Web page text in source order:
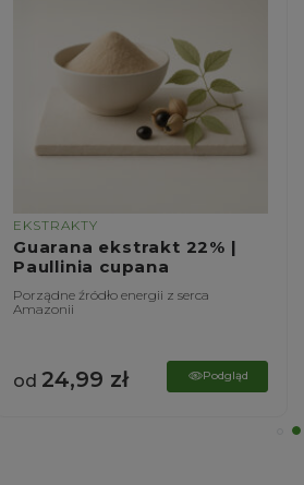
EKSTRAKTY
Guarana ekstrakt 22% |
Paullinia cupana
Porządne źródło energii z serca
Amazonii
od 24,99 zł Podgląd